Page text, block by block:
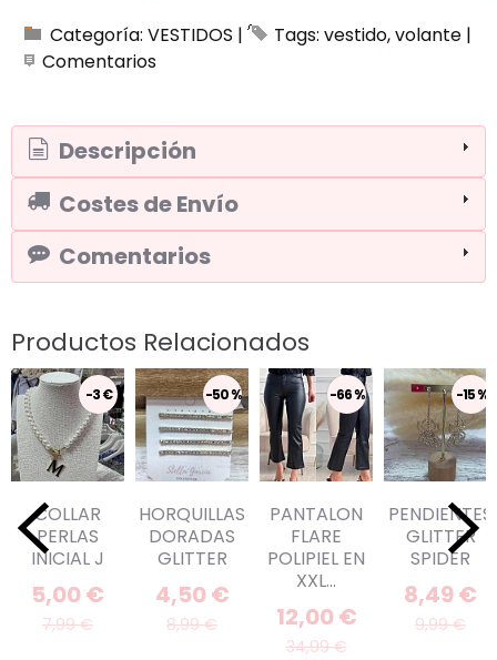
Categoría: VESTIDOS | Tags: vestido volante |
Comentarios
Descripción
Costes de Envío
Comentarios
Productos Relacionados
-3 €
COLLAR
PERLAS
INICIAL J
5,00 €
7,99 €
-50 %
HORQUILLAS
DORADAS
GLITTER
4,50 €
8,99 €
-66 %
PANTALON
FLARE
POLIPIEL EN
XXL...
12,00 €
34,99 €
-15 %
PENDIENTES
GLITTER
SPIDER
8,49 €
9,99 €